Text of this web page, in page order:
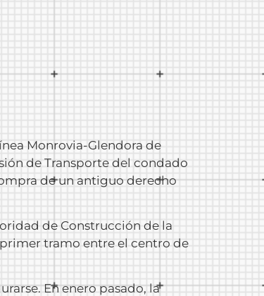
Monrovia-Glendora de
de Transporte del condado
de un antiguo derecho
de Construcción de la
tramo entre el centro de
En enero pasado, la